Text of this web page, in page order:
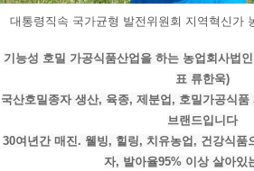
대통령직속 국가균형 발전위원회 지역혁신가
기능성 호밀 가공식품산업을 하는 농업회사법
표 류한욱)
국산호밀종자 생산, 육종, 제분업, 호밀가공식
브랜드입니다
30여년간 매진. 웰빙, 힐링, 치유농업, 건강식품
자, 발아율95% 이상 살아있